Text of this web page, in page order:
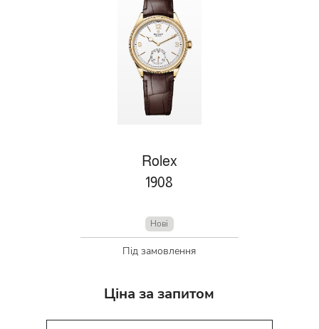
Rolex
1908
Нові
Під замовлення
Ціна за запитом